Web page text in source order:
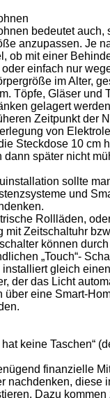
bedeutet auch,
anzupassen. Je
ob mit einer
einfach nur
im Alter,
Töpfe, Gläser und
gelagert
Zeitpunkt der
von
Steckdose 10 cm
dann später nicht
sollte
und
Rollläden,
mit Zeitschaltuhr
können
„Touch“-
gleich einen
der das Licht
über eine Smart-
keine Taschen“
finanzielle
nachdenken, diese
Dazu